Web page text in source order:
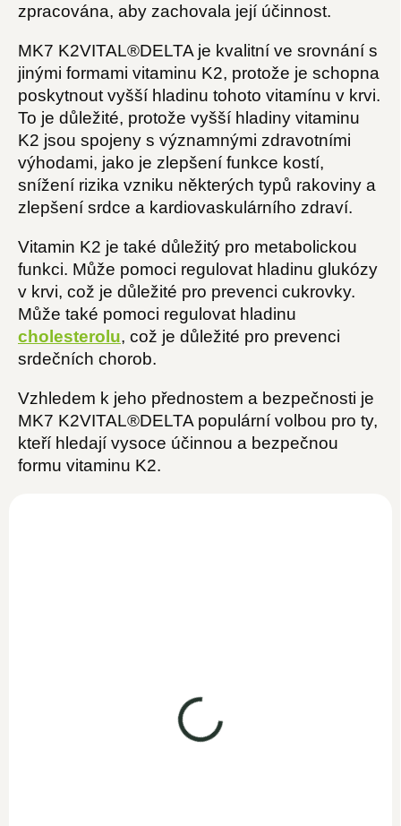
zpracována, aby zachovala její účinnost.
MK7 K2VITAL®DELTA je kvalitní ve srovnání s
jinými formami vitaminu K2, protože je schopna
poskytnout vyšší hladinu tohoto vitamínu v krvi.
To je důležité, protože vyšší hladiny vitaminu
K2 jsou spojeny s významnými zdravotními
výhodami, jako je zlepšení funkce kostí,
snížení rizika vzniku některých typů rakoviny a
zlepšení srdce a kardiovaskulárního zdraví.
Vitamin K2 je také důležitý pro metabolickou
funkci. Může pomoci regulovat hladinu glukózy
v krvi, což je důležité pro prevenci cukrovky.
Může také pomoci regulovat hladinu
cholesterolu, což je důležité pro prevenci
srdečních chorob.
Vzhledem k jeho přednostem a bezpečnosti je
MK7 K2VITAL®DELTA populární volbou pro ty,
kteří hledají vysoce účinnou a bezpečnou
formu vitaminu K2.